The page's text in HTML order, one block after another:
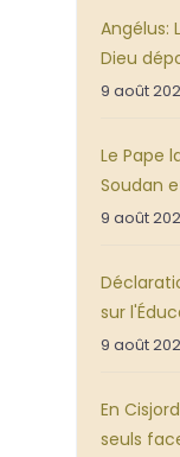
Angélus:
Dieu
9 août
Le Pape
Soudan
9 août
sur
9 août
En
seuls